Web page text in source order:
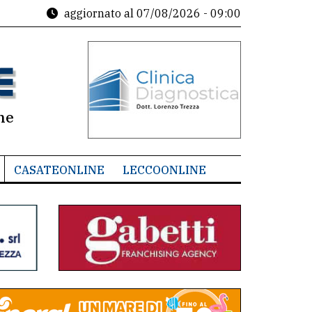
aggiornato al 07/08/2026 - 09:00
CASATEONLINE LECCOONLINE